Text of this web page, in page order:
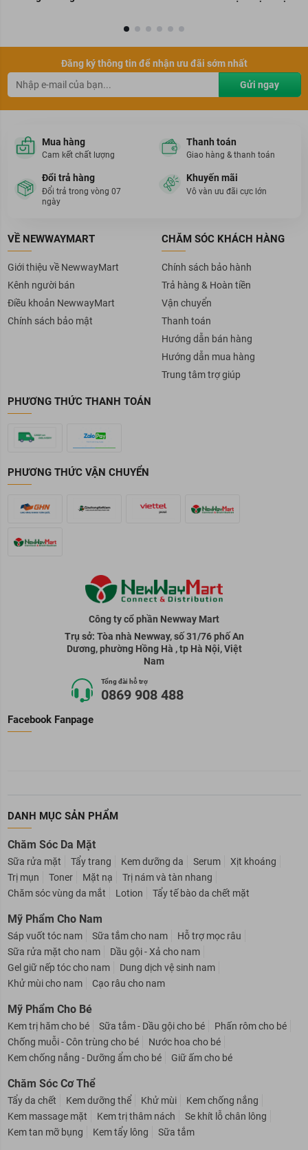
Đăng ký thông tin để nhận ưu đãi sớm nhất
Gửi ngay
Mua hàng
Cam kết chất lượng
Thanh toán
Giao hàng & thanh toán
Đổi trả hàng
Đổi trả trong vòng 07
ngày
Khuyến mãi
Vô vàn ưu đãi cực lớn
VỀ NEWWAYMART
Giới thiệu về NewwayMart
Kênh người bán
Điều khoản NewwayMart
Chính sách bảo mật
CHĂM SÓC KHÁCH HÀNG
Chính sách bảo hành
Trả hàng & Hoàn tiền
Vận chuyển
Thanh toán
Hướng dẫn bán hàng
Hướng dẫn mua hàng
Trung tâm trợ giúp
PHƯƠNG THỨC THANH TOÁN
PHƯƠNG THỨC VẬN CHUYỂN
Công ty cổ phần Newway Mart
Trụ sở: Tòa nhà Newway, số 31/76 phố An
Dương, phường Hồng Hà , tp Hà Nội, Việt
Nam
Tổng đài hỗ trợ
0869 908 488
Facebook Fanpage
DANH MỤC SẢN PHẨM
Chăm Sóc Da Mặt
Sữa rửa mặt Tẩy trang Kem dưỡng da Serum
Xịt khoáng
Trị mụn
Toner Mặt nạ
Trị nám và tàn nhang
Chăm sóc vùng da mắt
Lotion Tẩy tế bào da chết mặt
Mỹ Phẩm Cho Nam
Sáp vuốt tóc nam Sữa tắm cho nam
Hỗ trợ mọc râu
Sữa rửa mặt cho nam
Dầu gội - Xả cho nam
Gel giữ nếp tóc cho nam
Dung dịch vệ sinh nam
Khử mùi cho nam
Cạo râu cho nam
Mỹ Phẩm Cho Bé
Kem trị hăm cho bé Sữa tắm - Dầu gội cho bé
Phấn rôm cho bé
Chống muỗi - Côn trùng cho bé
Nước hoa cho bé
Kem chống nắng - Dưỡng ẩm cho bé
Giữ ấm cho bé
Chăm Sóc Cơ Thể
Tẩy da chết Kem dưỡng thể Khử mùi
Kem chống nắng
Kem massage mặt
Kem trị thâm nách
Se khít lỗ chân lông
Kem tan mỡ bụng
Kem tẩy lông Sữa tắm